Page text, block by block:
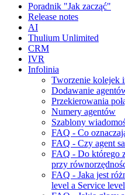
Poradnik "Jak zacząć"
Release notes
AI
Thulium Unlimited
CRM
IVR
Infolinia
Tworzenie kolejek
Dodawanie
Przekierowania
Numery agentów
Szablony
FAQ - Co
FAQ - Czy agent
FAQ - Do którego
przy
FAQ - Jaka jest
level a Service